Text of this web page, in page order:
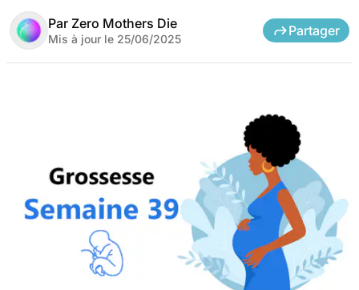
Par Zero Mothers Die
Mis à jour le 25/06/2025
Partager